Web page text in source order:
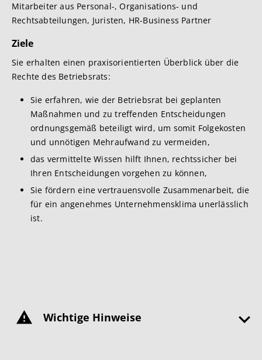
Mitarbeiter aus Personal-, Organisations- und
Rechtsabteilungen, Juristen, HR-Business Partner
Ziele
Sie erhalten einen praxisorientierten Überblick über die
Rechte des Betriebsrats:
Sie erfahren, wie der Betriebsrat bei geplanten
Maßnahmen und zu treffenden Entscheidungen
ordnungsgemäß beteiligt wird, um somit Folgekosten
und unnötigen Mehraufwand zu vermeiden,
das vermittelte Wissen hilft Ihnen, rechtssicher bei
Ihren Entscheidungen vorgehen zu können,
Sie fördern eine vertrauensvolle Zusammenarbeit, die
für ein angenehmes Unternehmensklima unerlässlich
ist.
Wichtige Hinweise